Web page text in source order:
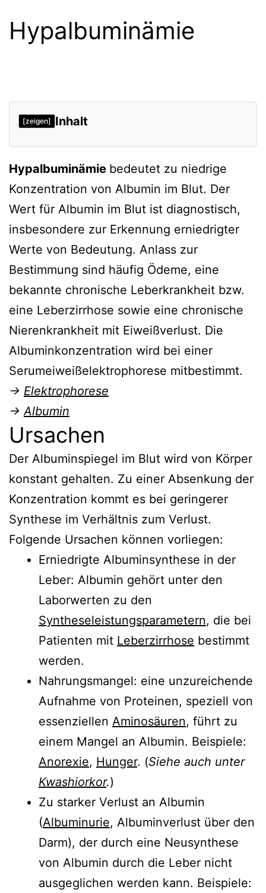
Hypalbuminämie
[zeigen] Inhalt
Hypalbuminämie bedeutet zu niedrige
Konzentration von Albumin im Blut. Der
Wert für Albumin im Blut ist diagnostisch,
insbesondere zur Erkennung erniedrigter
Werte von Bedeutung. Anlass zur
Bestimmung sind häufig Ödeme, eine
bekannte chronische Leberkrankheit bzw.
eine Leberzirrhose sowie eine chronische
Nierenkrankheit mit Eiweißverlust. Die
Albuminkonzentration wird bei einer
Serumeiweißelektrophorese mitbestimmt.
→ Elektrophorese
→ Albumin
Ursachen
Der Albuminspiegel im Blut wird von Körper
konstant gehalten. Zu einer Absenkung der
Konzentration kommt es bei geringerer
Synthese im Verhältnis zum Verlust.
Folgende Ursachen können vorliegen:
Erniedrigte Albuminsynthese in der
Leber: Albumin gehört unter den
Laborwerten zu den
Syntheseleistungsparametern, die bei
Patienten mit Leberzirrhose bestimmt
werden.
Nahrungsmangel: eine unzureichende
Aufnahme von Proteinen, speziell von
essenziellen Aminosäuren, führt zu
einem Mangel an Albumin. Beispiele:
Anorexie, Hunger. (Siehe auch unter
Kwashiorkor.)
Zu starker Verlust an Albumin
(Albuminurie, Albuminverlust über den
Darm), der durch eine Neusynthese
von Albumin durch die Leber nicht
ausgeglichen werden kann. Beispiele: